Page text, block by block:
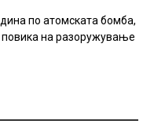
по атомската бомба,
на разоружување